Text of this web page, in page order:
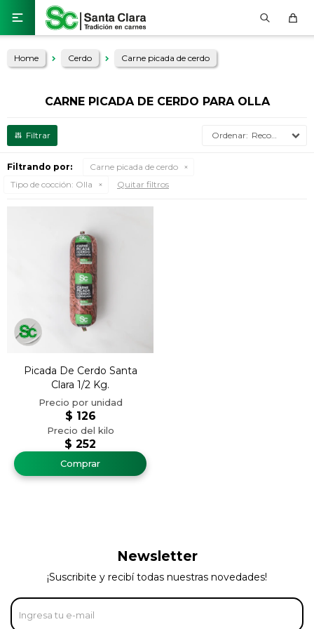

Home Cerdo Carne picada de cerdo
CARNE PICADA DE CERDO PARA OLLA
Recomendados
Filtrando por:
Carne picada de cerdo
Tipo de cocción: Olla Quitar filtros
Picada De Cerdo Santa
Clara 1/2 Kg.
$ 252
$ 126
Newsletter
¡Suscribite y recibí todas nuestras novedades!